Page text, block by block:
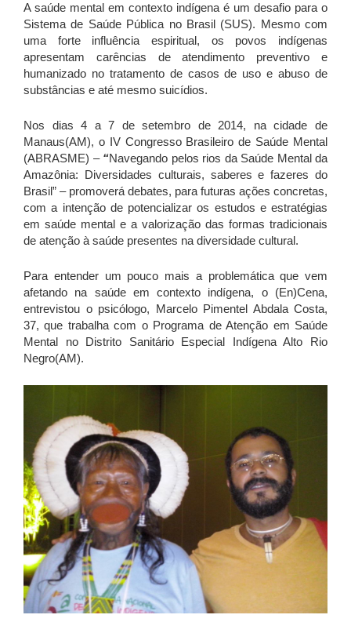
A saúde mental em contexto indígena é um desafio para o
Sistema de Saúde Pública no Brasil (SUS). Mesmo com
uma forte influência espiritual, os povos indígenas
apresentam carências de atendimento preventivo e
humanizado no tratamento de casos de uso e abuso de
substâncias e até mesmo suicídios.
Nos dias 4 a 7 de setembro de 2014, na cidade de
Manaus(AM), o IV Congresso Brasileiro de Saúde Mental
(ABRASME) – “Navegando pelos rios da Saúde Mental da
Amazônia: Diversidades culturais, saberes e fazeres do
Brasil” – promoverá debates, para futuras ações concretas,
com a intenção de potencializar os estudos e estratégias
em saúde mental e a valorização das formas tradicionais
de atenção à saúde presentes na diversidade cultural.
Para entender um pouco mais a problemática que vem
afetando na saúde em contexto indígena, o (En)Cena,
entrevistou o psicólogo, Marcelo Pimentel Abdala Costa,
37, que trabalha com o Programa de Atenção em Saúde
Mental no Distrito Sanitário Especial Indígena Alto Rio
Negro(AM).